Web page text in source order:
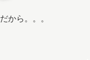
だから。。。